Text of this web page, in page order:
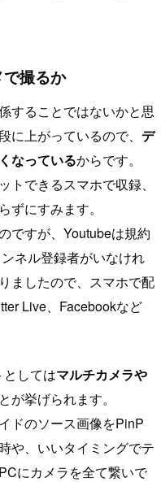
撮るか
することではないかと思
上がっているので、 デ
なっているからです。
トできるスマホで収録、
ずにすみます。
ですが、Youtubeは規約
ネル登録者がいなけれ
ましたので、スマホで配
Live、Facebookなど
してはマルチカメラや
が挙げられます。
ドのソース画像をPinP
や、いいタイミングでテ
にカメラを全て繋いで